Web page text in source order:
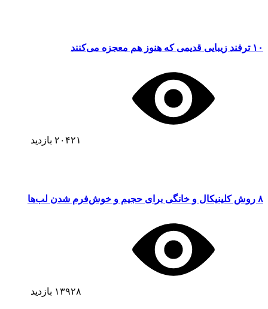
۱۰ ترفند زیبایی قدیمی که هنوز هم معجزه می‌کنند
۲۰۴۲۱ بازدید
۸ روش کلینیکال و خانگی برای حجیم و خوش‌فرم شدن لب‌ها
۱۳۹۲۸ بازدید